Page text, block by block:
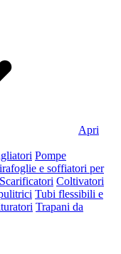
Apri
Pompe
e soffiatori per
Scarificatori Coltivatori
Tubi flessibili e
Trapani da